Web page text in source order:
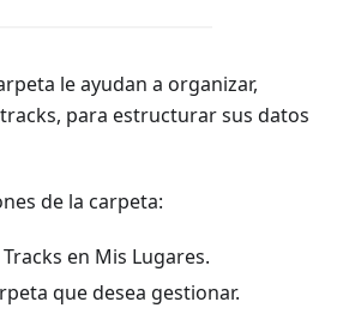
le ayudan a organizar,
para estructurar sus datos
de la carpeta:
en Mis Lugares.
que desea gestionar.